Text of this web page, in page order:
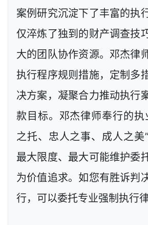
案例研究沉淀下了丰富的执
仅淬炼了独到的财产调查技
大的团队协作资源。邓杰律
执行程序规则措施，定制多
决方案，凝聚合力推动执行
款目标。邓杰律师奉行的执
之托、忠人之事、成人之美
最大限度、最大可能维护委
为价值追求。如您有胜诉判
行，可以委托专业强制执行律